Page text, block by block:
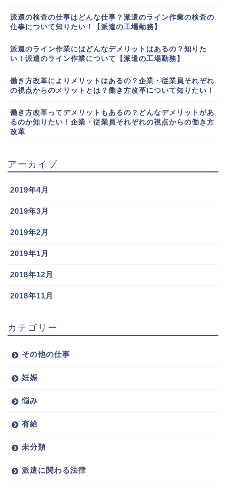
派遣の検査の仕事はどんな仕事？派遣のライン作業の検査の
仕事について知りたい！【派遣の工場勤務】
派遣のライン作業にはどんなデメリットはあるの？知りた
い！派遣のライン作業について【派遣の工場勤務】
働き方改革によりメリットはあるの？企業・従業員それぞれ
の視点からのメリットとは？働き方改革について知りたい！
働き方改革ってデメリットもあるの？どんなデメリットがあ
るのか知りたい！企業・従業員それぞれの視点からの働き方
改革
アーカイブ
2019年4月
2019年3月
2019年2月
2019年1月
2018年12月
2018年11月
カテゴリー
その他の仕事
妊娠
悩み
有給
未分類
派遣に関わる法律